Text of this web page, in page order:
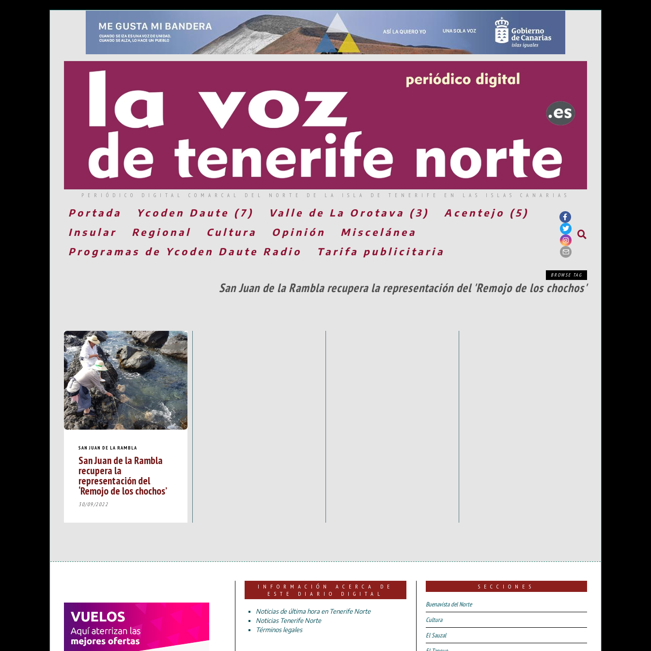
PERIÓDICO DIGITAL COMARCAL DEL NORTE DE LA ISLA DE TENERIFE EN LAS ISLAS CANARIAS
Portada Ycoden Daute (7) Valle de La Orotava (3)
Acentejo (5)
Insular
Regional Cultura Opinión
Miscelánea
Programas de Ycoden Daute Radio
Tarifa publicitaria
BROWSE TAG
San Juan de la Rambla recupera la representación del 'Remojo de los chochos'
SAN JUAN DE LA RAMBLA
San Juan de la Rambla
recupera la
representación del
‘Remojo de los chochos’
30/09/2022
INFORMACIÓN ACERCA DE
ESTE DIARIO DIGITAL
Noticias de última hora en Tenerife Norte
Noticias Tenerife Norte
Términos legales
SECCIONES
Buenavista del Norte
Cultura
El Sauzal